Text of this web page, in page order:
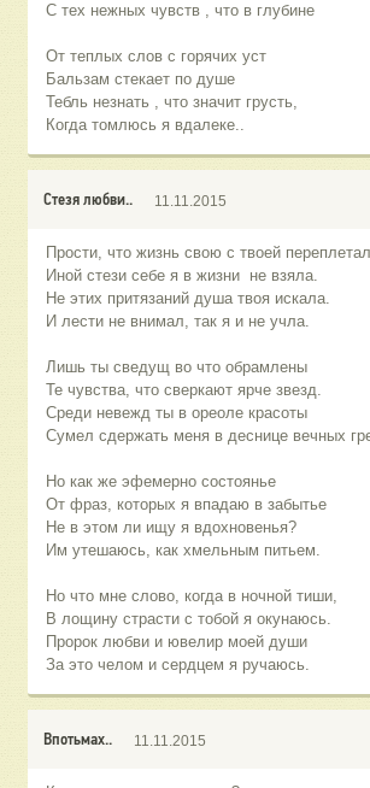
С тех нежных чувств , что в глубине
От теплых слов с горячих уст
Бальзам стекает по душе
Тебль незнать , что значит грусть,
Когда томлюсь я вдалеке..
Стезя любви.. 11.11.2015
Прости, что жизнь свою с твоей
Иной стези себе я в жизни не взяла.
Не этих притязаний душа твоя искала.
И лести не внимал, так я и не учла.
Лишь ты сведущ во что обрамлены
Те чувства, что сверкают ярче звезд.
Среди невежд ты в ореоле красоты
Сумел сдержать меня в деснице вечных
Но как же эфемерно состоянье
От фраз, которых я впадаю в забытье
Не в этом ли ищу я вдохновенья?
Им утешаюсь, как хмельным питьем.
Но что мне слово, когда в ночной тиши,
В лощину страсти с тобой я окунаюсь.
Пророк любви и ювелир моей души
За это челом и сердцем я ручаюсь.
Впотьмах.. 11.11.2015